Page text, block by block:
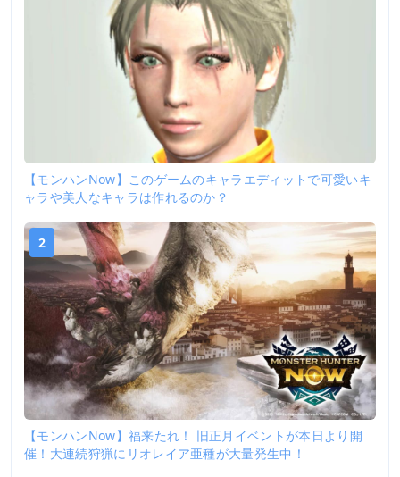
【モンハンNow】このゲームのキャラエディットで可愛いキ
ャラや美人なキャラは作れるのか？
2
【モンハンNow】福来たれ！ 旧正月イベントが本日より開
催！大連続狩猟にリオレイア亜種が大量発生中！